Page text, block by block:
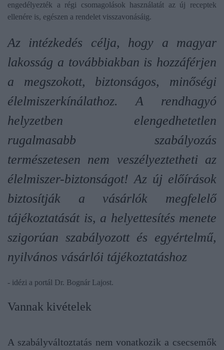
engedélyezték a régi csomagolások használatát az új receptek
ellenére is, egészen a rendelet visszavonásáig.
Az intézkedés célja, hogy a magyar
lakosság a továbbiakban is hozzáférjen
a megszokott, biztonságos, minőségi
élelmiszerkínálathoz. A rendhagyó
helyzetben elengedhetetlen
rugalmasabb szabályozás
természetesen nem veszélyeztetheti az
élelmiszer-biztonságot! Az új előírások
biztosítják a vásárlók megfelelő
tájékoztatását is, a helyettesítés menete
szigorúan szabályozott és egyértelmű,
nyilvános vásárlói tájékoztatáshoz
- idézi a portál Dr. Bognár Lajost.
Vannak kivételek
A szabályváltoztatás nem vonatkozik a csecsemők